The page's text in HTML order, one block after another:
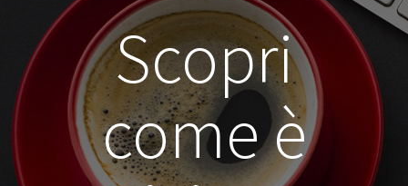
Scopri
come è